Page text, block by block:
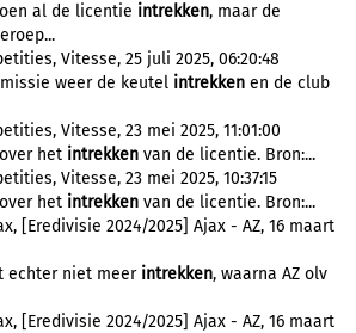
al de licentie intrekken, maar de
Vitesse, 25 juli 2025, 06:20:48
weer de keutel intrekken en de club
Vitesse, 23 mei 2025, 11:01:00
het intrekken van de licentie. Bron:...
Vitesse, 23 mei 2025, 10:37:15
het intrekken van de licentie. Bron:...
[Eredivisie 2024/2025] Ajax - AZ, 16 maart
echter niet meer intrekken, waarna AZ olv
[Eredivisie 2024/2025] Ajax - AZ, 16 maart